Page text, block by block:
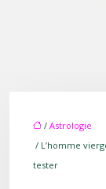
/ Astrologie
/ L’homme
tester